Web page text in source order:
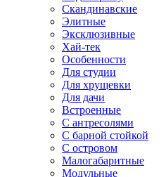
Скандинавские
Элитные
Эксклюзивные
Хай-тек
Особенности
Для студии
Для хрущевки
Для дачи
Встроенные
С антресолями
С барной стойкой
С островом
Малогабаритные
Модульные